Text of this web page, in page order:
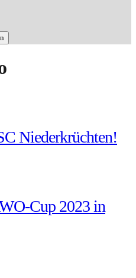
Niederkrüchten!
Cup 2023 in